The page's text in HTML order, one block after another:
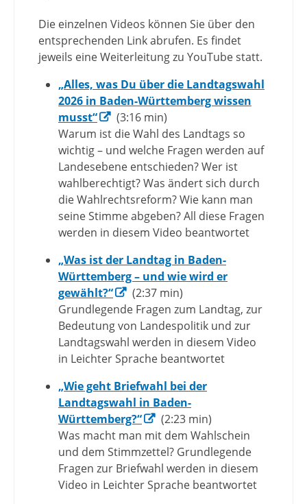
Die einzelnen Videos können Sie über den
entsprechenden Link abrufen. Es findet
jeweils eine Weiterleitung zu YouTube statt.
„Alles, was Du über die Landtagswahl
2026 in Baden-Württemberg wissen
musst“
(3:16 min)
Warum ist die Wahl des Landtags so
wichtig – und welche Fragen werden auf
Landesebene entschieden? Wer ist
wahlberechtigt? Was ändert sich durch
die Wahlrechtsreform? Wie kann man
seine Stimme abgeben? All diese Fragen
werden in diesem Video beantwortet
„Was ist der Landtag in Baden-
Württemberg – und wie wird er
gewählt?“
(2:37 min)
Grundlegende Fragen zum Landtag, zur
Bedeutung von Landespolitik und zur
Landtagswahl werden in diesem Video
in Leichter Sprache beantwortet
„Wie geht Briefwahl bei der
Landtagswahl in Baden-
Württemberg?“
(2:23 min)
Was macht man mit dem Wahlschein
und dem Stimmzettel? Grundlegende
Fragen zur Briefwahl werden in diesem
Video in Leichter Sprache beantwortet